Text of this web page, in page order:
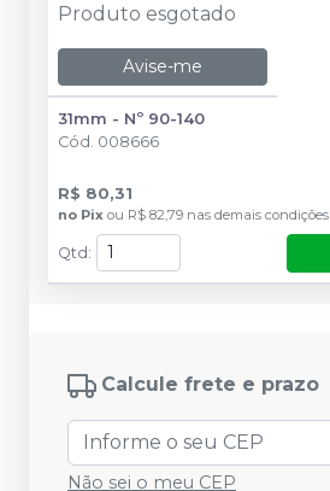
Produto esgotado
Avise-me
31mm - Nº 90-140
Cód. 008666
R$ 80,31
no Pix ou R$ 82,79 nas demais condições
Qtd :
Calcule frete e prazo
Não sei o meu CEP